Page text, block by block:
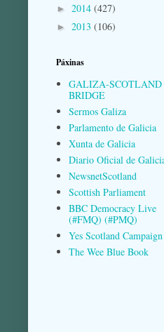
► 2014 (427)
► 2013 (106)
Páxinas
GALIZA-SCOTLAND
BRIDGE
Sermos Galiza
Parlamento de Galicia
Xunta de Galicia
Diario Oficial de
NewsnetScotland
Scottish Parliament
BBC Democracy Live
(#FMQ) (#PMQ)
Yes Scotland Campaign
The Wee Blue Book